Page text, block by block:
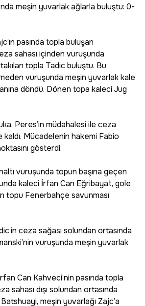
meşin yuvarlak ağlarla buluştu: 0-
pasında topla buluşan
sahası içinden vuruşunda
topla Tadic buluştu. Bu
vuruşunda meşin yuvarlak kale
döndü. Dönen topa kaleci Jug
Peres’in müdahalesi ile ceza
kaldı. Mücadelenin hakemi Fabio
gösterdi.
vuruşunda topun başına geçen
kaleci İrfan Can Eğribayat, gole
topu Fenerbahçe savunması
ceza sağası solundan ortasında
vuruşunda meşin yuvarlak
Can Kahveci’nin pasında topla
sahası dışı solundan ortasında
meşin yuvarlağı Zajc’a